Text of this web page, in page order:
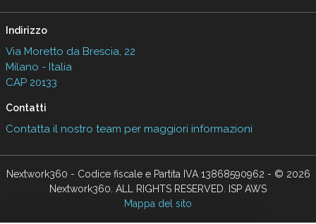
Indirizzo
Via Moretto da Brescia, 22
Milano - Italia
CAP 20133
Contatti
Contatta il nostro team per maggiori informazioni
Nextwork360 - Codice fiscale e Partita IVA 13868590962 - © 2026
Nextwork360. ALL RIGHTS RESERVED. ISP AWS
Mappa del sito